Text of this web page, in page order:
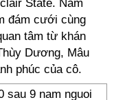
State. Năm
đám cưới cùng
tâm từ khán
Dương, Mâu
phúc của cô.